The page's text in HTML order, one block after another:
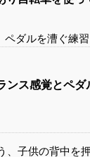
ペダルを漕ぐ練
ンス感覚とペダ
、子供の背中を